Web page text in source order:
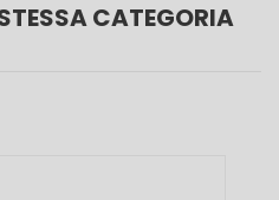
CATEGORIA